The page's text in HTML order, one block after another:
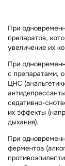
При
препаратов,
увеличение их
При
с препаратами,
ЦНС
седативно-
их эффекты
дыхания).
При
ферментов